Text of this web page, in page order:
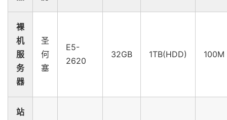
裸
机
服
务
器
圣
何
塞
E5-
2620
32GB 1TB(HDD) 100M
站